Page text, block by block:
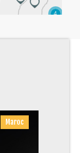
4
3
Maroc